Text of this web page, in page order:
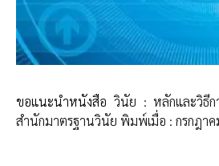
ขอแนะนำหนังสือ วินัย : หลักและวิธีก
สำนักมาตรฐานวินัย พิมพ์เมื่อ : กรกฎา